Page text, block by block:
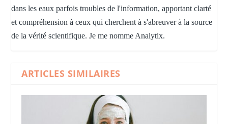
dans les eaux parfois troubles de l'information, apportant clarté
et compréhension à ceux qui cherchent à s'abreuver à la source
de la vérité scientifique. Je me nomme Analytix.
ARTICLES SIMILAIRES